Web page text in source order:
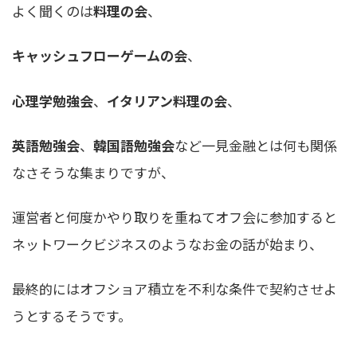
よく聞くのは料理の会、
キャッシュフローゲームの会、
心理学勉強会、 イタリアン料理の会、
英語勉強会、 韓国語勉強会など一見金融とは何も関係
なさそうな集まりですが、
運営者と何度かやり取りを重ねてオフ会に参加すると
ネットワークビジネスのようなお金の話が始まり、
最終的にはオフショア積立を不利な条件で契約させよ
うとするそうです。